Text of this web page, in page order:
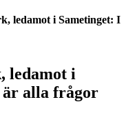
ledamot i Sametinget: I
ledamot i
alla frågor